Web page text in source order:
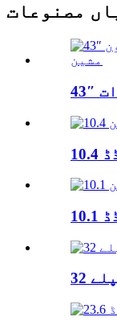
مصنوعات